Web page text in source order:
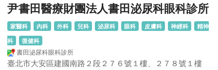
尹書田醫療財團法人書田泌尿科眼科診所
家醫科 內科 外科 兒科 泌尿科 眼科 皮膚科 神經科
精神
科
復健科
書田泌尿科眼科診所
臺北市大安區建國南路２段２７６號１樓、２７８號１樓